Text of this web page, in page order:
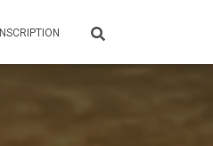
INSCRIPTION